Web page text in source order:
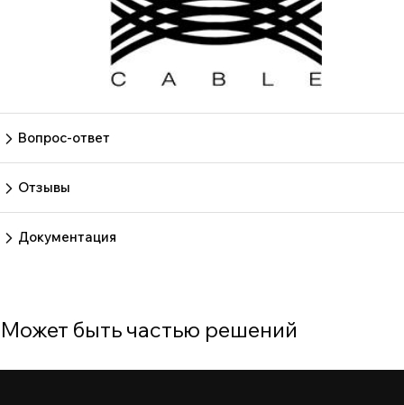
Вопрос-ответ
Отзывы
Документация
Может быть частью решений